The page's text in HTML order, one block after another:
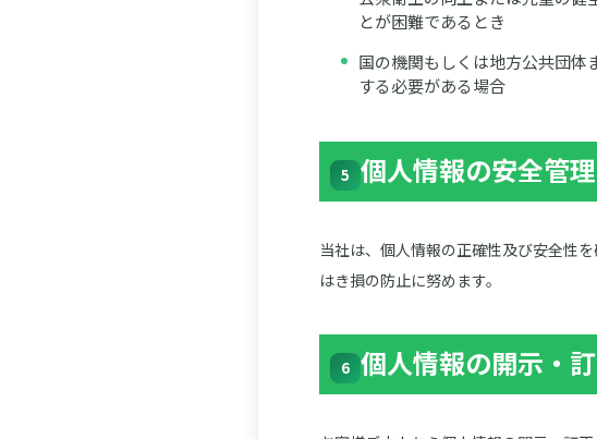
とが困難であるとき
国の機関もしくは地方公共団体
する必要がある場合
5 個人情報の安全管理
当社は、個人情報の正確性及び安全性
はき損の防止に努めます。
6 個人情報の開示・